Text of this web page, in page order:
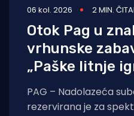
06 kol. 2026 2 MIN.
Otok Pag u
vrhunske
„Paške litnje
PAG – Nadolazeća
rezervirana je za